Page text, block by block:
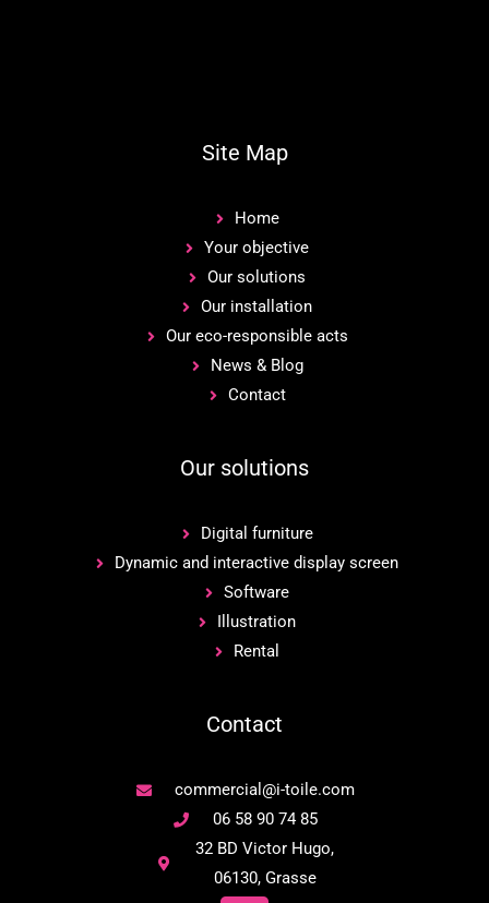
Site Map
Home
Your objective
Our solutions
Our installation
Our eco-responsible acts
News & Blog
Contact
Our solutions
Digital furniture
Dynamic and interactive display screen
Software
Illustration
Rental
Contact
commercial@i-toile.com
06 58 90 74 85
32 BD Victor Hugo,
06130, Grasse